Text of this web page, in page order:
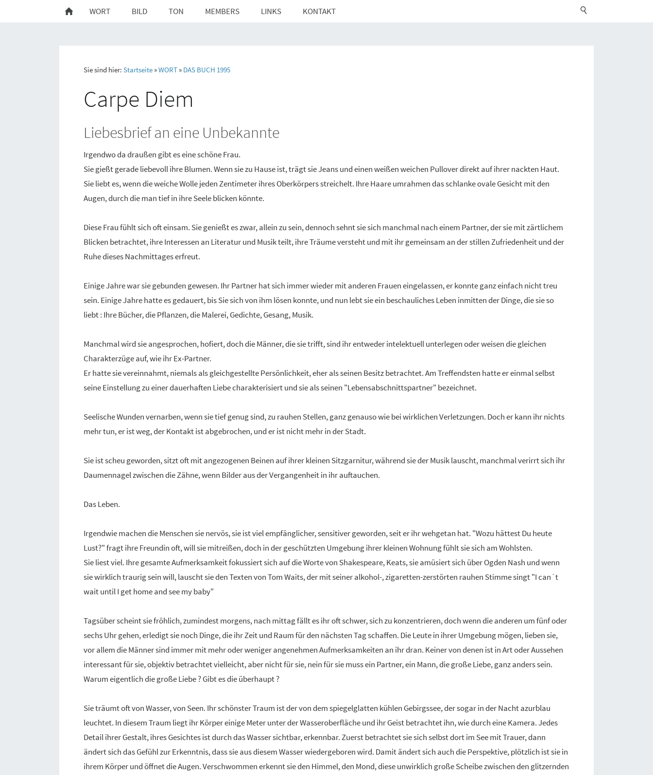
WORT BILD TON MEMBERS LINKS KONTAKT
Sie sind hier: Startseite »WORT » DAS BUCH 1995
Carpe Diem
Liebesbrief an eine Unbekannte
Irgendwo da draußen gibt es eine schöne Frau.
Sie gießt gerade liebevoll ihre Blumen. Wenn sie zu Hause ist, trägt sie Jeans und einen weißen weichen Pullover direkt auf ihrer nackten Haut.
Sie liebt es, wenn die weiche Wolle jeden Zentimeter ihres Oberkörpers streichelt. Ihre Haare umrahmen das schlanke ovale Gesicht mit den
Augen, durch die man tief in ihre Seele blicken könnte.
Diese Frau fühlt sich oft einsam. Sie genießt es zwar, allein zu sein, dennoch sehnt sie sich manchmal nach einem Partner, der sie mit zärtlichem
Blicken betrachtet, ihre Interessen an Literatur und Musik teilt, ihre Träume versteht und mit ihr gemeinsam an der stillen Zufriedenheit und der
Ruhe dieses Nachmittages erfreut.
Einige Jahre war sie gebunden gewesen. Ihr Partner hat sich immer wieder mit anderen Frauen eingelassen, er konnte ganz einfach nicht treu
sein. Einige Jahre hatte es gedauert, bis Sie sich von ihm lösen konnte, und nun lebt sie ein beschauliches Leben inmitten der Dinge, die sie so
liebt : Ihre Bücher, die Pflanzen, die Malerei, Gedichte, Gesang, Musik.
Manchmal wird sie angesprochen, hofiert, doch die Männer, die sie trifft, sind ihr entweder intelektuell unterlegen oder weisen die gleichen
Charakterzüge auf, wie ihr Ex-Partner.
Er hatte sie vereinnahmt, niemals als gleichgestellte Persönlichkeit, eher als seinen Besitz betrachtet. Am Treffendsten hatte er einmal selbst
seine Einstellung zu einer dauerhaften Liebe charakterisiert und sie als seinen "Lebensabschnittspartner" bezeichnet.
Seelische Wunden vernarben, wenn sie tief genug sind, zu rauhen Stellen, ganz genauso wie bei wirklichen Verletzungen. Doch er kann ihr nichts
mehr tun, er ist weg, der Kontakt ist abgebrochen, und er ist nicht mehr in der Stadt.
Sie ist scheu geworden, sitzt oft mit angezogenen Beinen auf ihrer kleinen Sitzgarnitur, während sie der Musik lauscht, manchmal verirrt sich ihr
Daumennagel zwischen die Zähne, wenn Bilder aus der Vergangenheit in ihr auftauchen.
Das Leben.
Irgendwie machen die Menschen sie nervös, sie ist viel empfänglicher, sensitiver geworden, seit er ihr wehgetan hat. "Wozu hättest Du heute
Lust?" fragt ihre Freundin oft, will sie mitreißen, doch in der geschützten Umgebung ihrer kleinen Wohnung fühlt sie sich am Wohlsten.
Sie liest viel. Ihre gesamte Aufmerksamkeit fokussiert sich auf die Worte von Shakespeare, Keats, sie amüsiert sich über Ogden Nash und wenn
sie wirklich traurig sein will, lauscht sie den Texten von Tom Waits, der mit seiner alkohol-, zigaretten-zerstörten rauhen Stimme singt "I can´t
wait until I get home and see my baby"
Tagsüber scheint sie fröhlich, zumindest morgens, nach mittag fällt es ihr oft schwer, sich zu konzentrieren, doch wenn die anderen um fünf oder
sechs Uhr gehen, erledigt sie noch Dinge, die ihr Zeit und Raum für den nächsten Tag schaffen. Die Leute in ihrer Umgebung mögen, lieben sie,
vor allem die Männer sind immer mit mehr oder weniger angenehmen Aufmerksamkeiten an ihr dran. Keiner von denen ist in Art oder Aussehen
interessant für sie, objektiv betrachtet vielleicht, aber nicht für sie, nein für sie muss ein Partner, ein Mann, die große Liebe, ganz anders sein.
Warum eigentlich die große Liebe ? Gibt es die überhaupt ?
Sie träumt oft von Wasser, von Seen. Ihr schönster Traum ist der von dem spiegelglatten kühlen Gebirgssee, der sogar in der Nacht azurblau
leuchtet. In diesem Traum liegt ihr Körper einige Meter unter der Wasseroberfläche und ihr Geist betrachtet ihn, wie durch eine Kamera. Jedes
Detail ihrer Gestalt, ihres Gesichtes ist durch das Wasser sichtbar, erkennbar. Zuerst betrachtet sie sich selbst dort im See mit Trauer, dann
ändert sich das Gefühl zur Erkenntnis, dass sie aus diesem Wasser wiedergeboren wird. Damit ändert sich auch die Perspektive, plötzlich ist sie in
ihrem Körper und öffnet die Augen. Verschwommen erkennt sie den Himmel, den Mond, diese unwirklich große Scheibe zwischen den glitzernden